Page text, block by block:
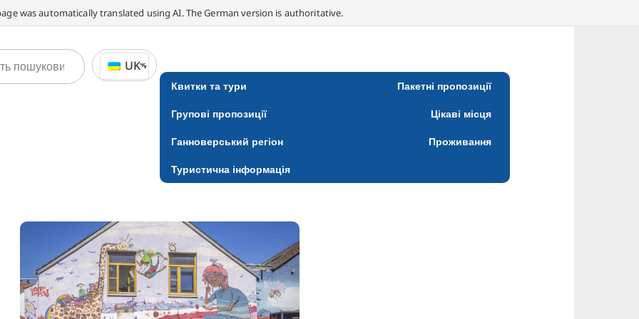
was automatically translated using AI. The German version is authoritative.
UK
Квитки та тури Пакетні пропозиції
Групові пропозиції Цікаві місця
Ганноверський регіон Проживання
Туристична інформація